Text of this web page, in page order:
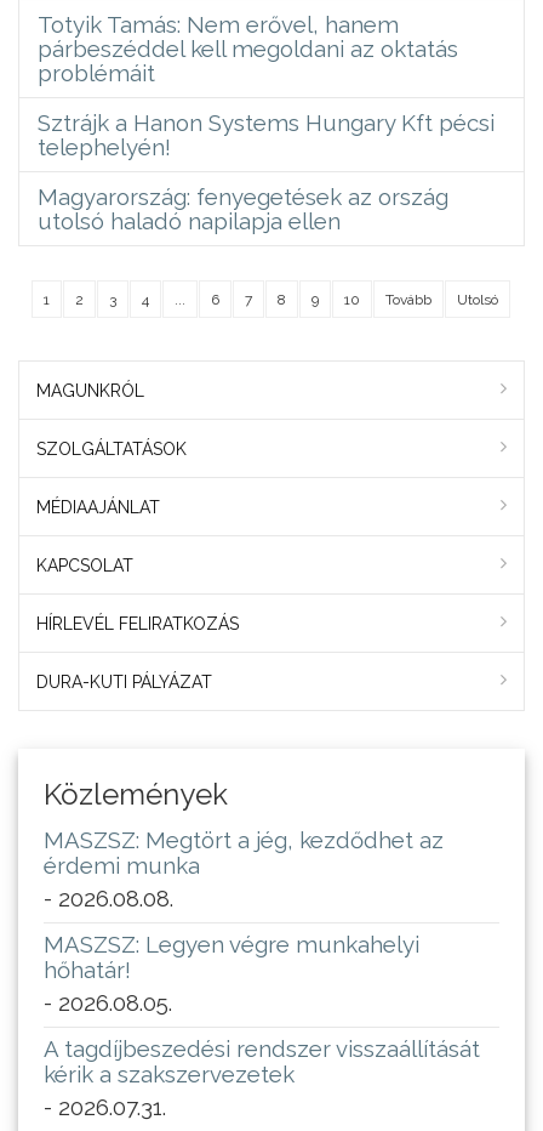
Totyik Tamás: Nem erővel, hanem
párbeszéddel kell megoldani az oktatás
problémáit
Sztrájk a Hanon Systems Hungary Kft pécsi
telephelyén!
Magyarország: fenyegetések az ország
utolsó haladó napilapja ellen
1 2 3 4 ... 6 7 8 9 10 Tovább Utolsó
MAGUNKRÓL
SZOLGÁLTATÁSOK
MÉDIAAJÁNLAT
KAPCSOLAT
HÍRLEVÉL FELIRATKOZÁS
DURA-KUTI PÁLYÁZAT
Közlemények
MASZSZ: Megtört a jég, kezdődhet az
érdemi munka
- 2026.08.08.
MASZSZ: Legyen végre munkahelyi
hőhatár!
- 2026.08.05.
A tagdíjbeszedési rendszer visszaállítását
kérik a szakszervezetek
- 2026.07.31.